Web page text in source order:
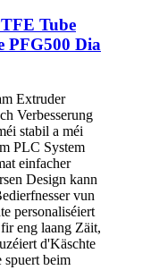
Tube
PFG500 Dia
Extruder
Verbesserung
stabil a méi
PLC System
einfacher
Design kann
vun
personaliséiert
eng laang Zäit,
d'Käschte
spuert beim